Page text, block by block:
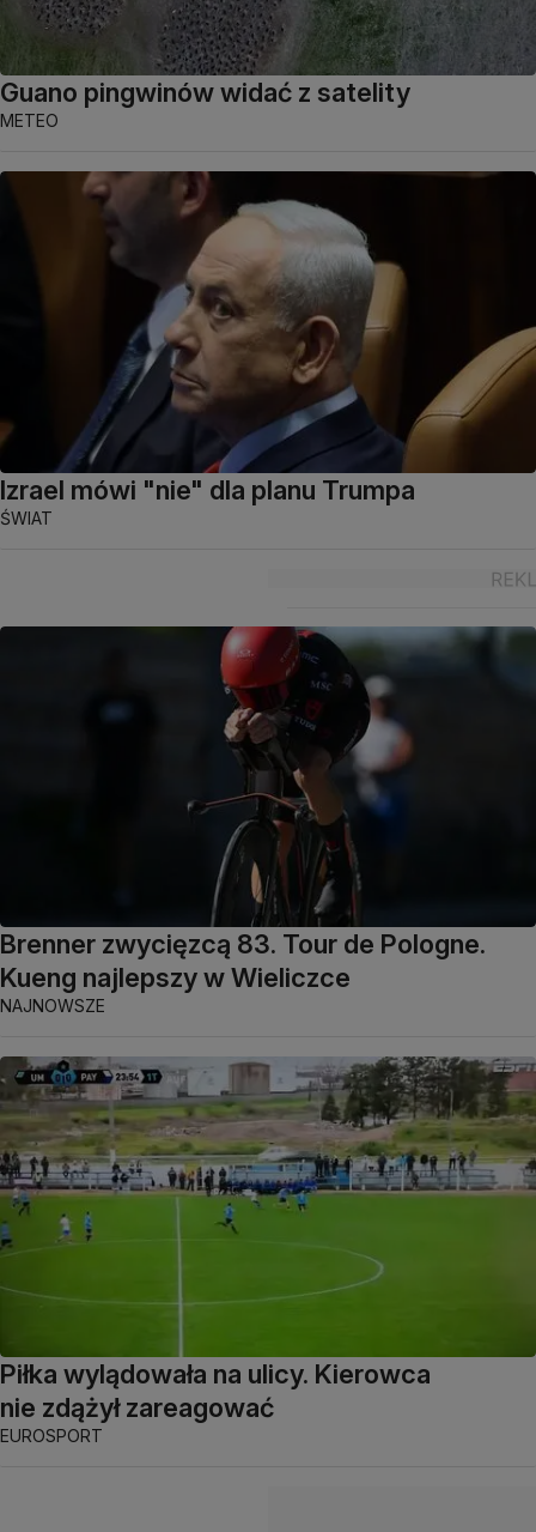
Guano pingwinów widać z satelity
METEO
Izrael mówi "nie" dla planu Trumpa
ŚWIAT
Brenner zwycięzcą 83. Tour de Pologne.
Kueng najlepszy w Wieliczce
NAJNOWSZE
Piłka wylądowała na ulicy. Kierowca
nie zdążył zareagować
EUROSPORT